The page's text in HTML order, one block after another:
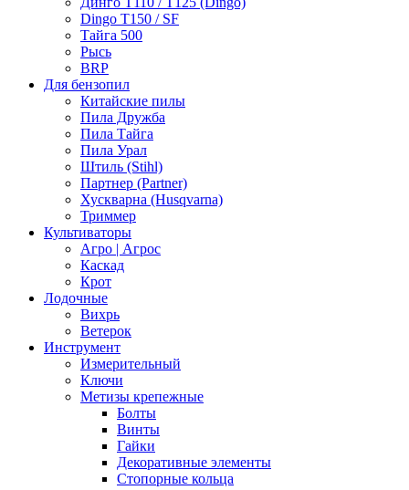
Dingo T150 / SF
Тайга 500
Рысь
BRP
Для бензопил
Китайские пилы
Пила Дружба
Пила Тайга
Пила Урал
Штиль (Stihl)
Партнер (Partner)
Хускварна (Husqvarna)
Триммер
Культиваторы
Агро | Агрос
Каскад
Крот
Лодочные
Вихрь
Ветерок
Инструмент
Измерительный
Ключи
Метизы крепежные
Болты
Винты
Гайки
Декоративные элементы
Стопорные кольца